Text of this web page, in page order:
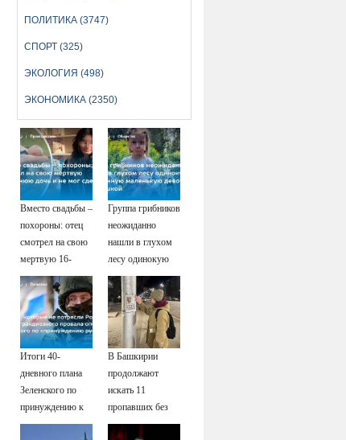
ПОЛИТИКА (3747)
СПОРТ (325)
ЭКОЛОГИЯ (498)
ЭКОНОМИКА (2350)
Вместо свадьбы –
похороны: отец
смотрел на свою
мертвую 16-
летнюю дочь и не
мог сдержать
слезы
Группа грибников
неожиданно
нашли в глухом
лесу одинокую
испуганную
маленькую
девочку с
игрушкой
Итоги 40-
дневного плана
Зеленского по
принуждению к
миру: как
В Башкирии
продолжают
искать 11
пропавших без
вести